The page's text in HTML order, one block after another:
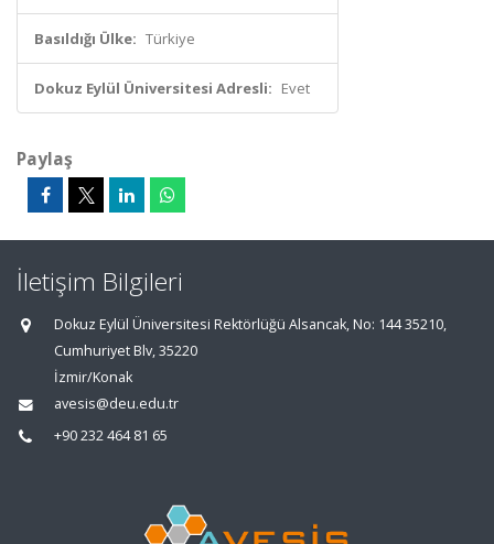
Basıldığı Ülke: Türkiye
Dokuz Eylül Üniversitesi Adresli: Evet
Paylaş
İletişim Bilgileri
Dokuz Eylül Üniversitesi Rektörlüğü Alsancak, No: 144 35210,
Cumhuriyet Blv, 35220
İzmir/Konak
avesis@deu.edu.tr
+90 232 464 81 65